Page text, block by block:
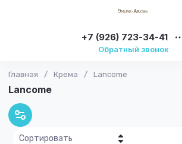
+7 (926) 723-34-41
Обратный звонок
Главная / Крема / Lancome
Lancome
Сортировать